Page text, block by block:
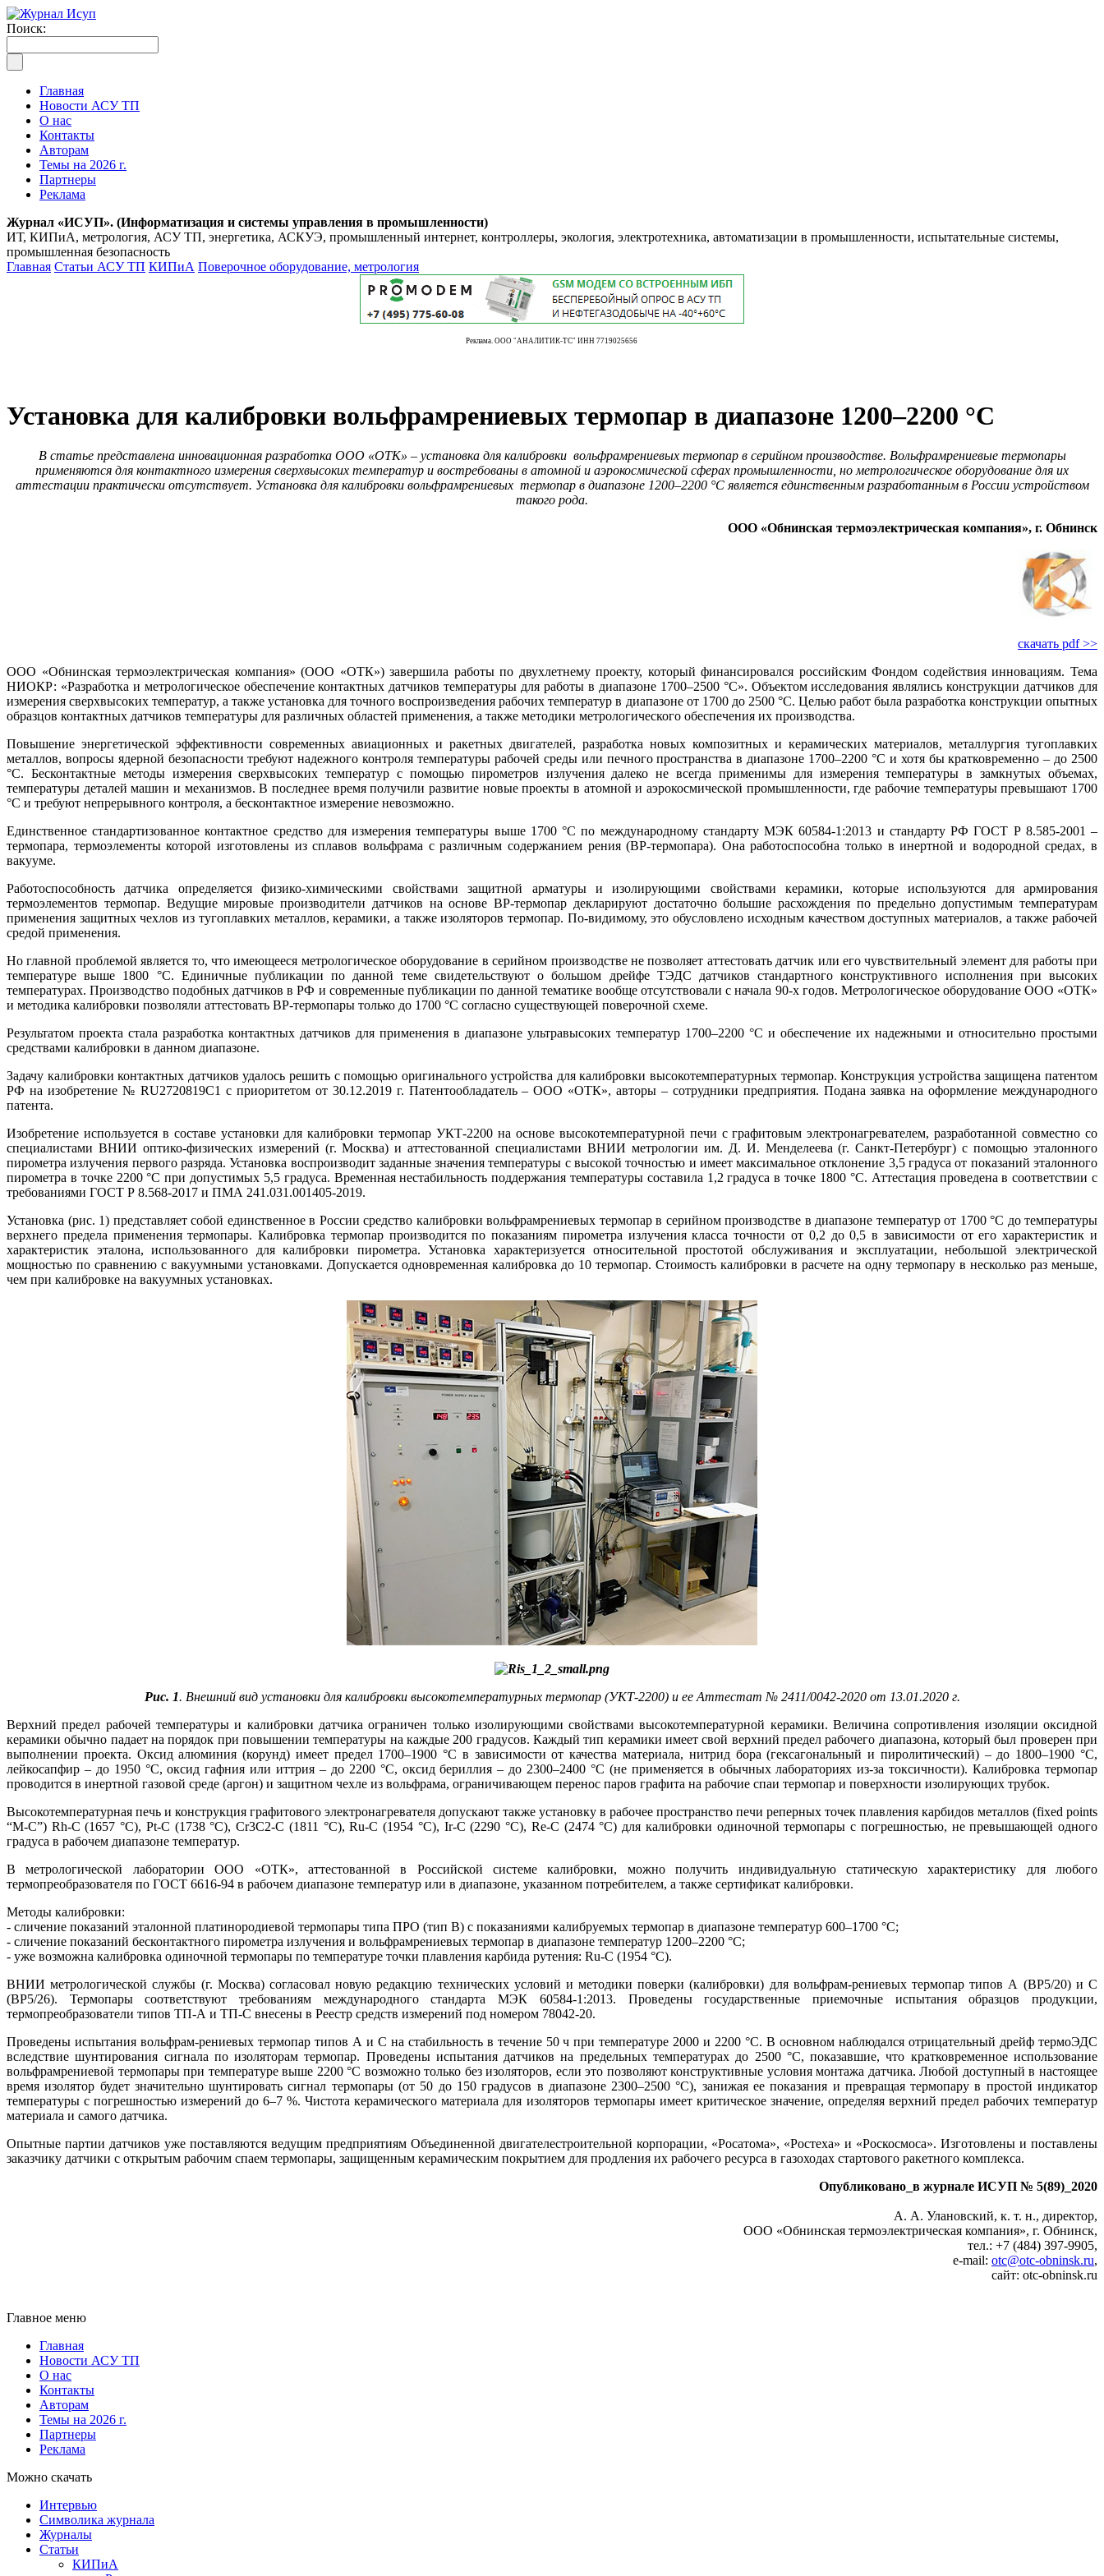
Поиск:
Главная
Новости АСУ ТП
О нас
Контакты
Авторам
Темы на 2026 г.
Партнеры
Реклама
Журнал «ИСУП». (Информатизация и системы управления в промышленности)
ИТ, КИПиА, метрология, АСУ ТП, энергетика, АСКУЭ, промышленный интернет, контроллеры, экология, электротехника, автоматизации в промышленности, испытательные системы,
промышленная безопасность
Главная Статьи АСУ ТП КИПиА Поверочное оборудование, метрология
Реклама. ООО "АНАЛИТИК-ТС" ИНН 7719025656
Установка для калибровки вольфрамрениевых термопар в диапазоне 1200–2200 °C
В статье представлена инновационная разработка ООО «ОТК» – установка для калибровки вольфрамрениевых термопар в серийном производстве. Вольфрамрениевые термопары
применяются для контактного измерения сверхвысоких температур и востребованы в атомной и аэрокосмической сферах промышленности, но метрологическое оборудование для их
аттестации практически отсутствует. Установка для калибровки вольфрамрениевых термопар в диапазоне 1200–2200 °C является единственным разработанным в России устройством
такого рода.
ООО «Обнинская термоэлектрическая компания», г. Обнинск
скачать pdf >>
ООО «Обнинская термоэлектрическая компания» (ООО «ОТК») завершила работы по двухлетнему проекту, который финансировался российским Фондом содействия инновациям. Тема
НИОКР: «Разработка и метрологическое обеспечение контактных датчиков температуры для работы в диапазоне 1700–2500 °C». Объектом исследования являлись конструкции датчиков для
измерения сверхвысоких температур, а также установка для точного воспроизведения рабочих температур в диапазоне от 1700 до 2500 °C. Целью работ была разработка конструкции опытных
образцов контактных датчиков температуры для различных областей применения, а также методики метрологического обеспечения их производства.
Повышение энергетической эффективности современных авиационных и ракетных двигателей, разработка новых композитных и керамических материалов, металлургия тугоплавких
металлов, вопросы ядерной безопасности требуют надежного контроля температуры рабочей среды или печного пространства в диапазоне 1700–2200 °C и хо­тя бы кратковременно – до 2500
°C. Бесконтактные методы измерения сверхвысоких температур с помощью пирометров излучения далеко не всегда применимы для измерения температуры в замкнутых объемах,
температуры деталей машин и механизмов. В последнее время получили развитие новые проекты в атомной и аэрокосмической промышленности, где рабочие температуры превышают 1700
°C и требуют непрерывного контроля, а бесконтактное измерение невозможно.
Единственное стандартизованное контактное средство для измерения температуры выше 1700 °C по международному стандарту МЭК 60584-1:2013 и стандарту РФ ГОСТ Р 8.585-2001 –
термопара, термоэлементы которой изготовлены из сплавов вольфрама с различным содержанием рения (ВР-термопара). Она работоспособна только в инертной и водородной средах, в
вакууме.
Работоспособность датчика определяется физико-химическими свойствами защитной арматуры и изолирующими свойствами керамики, которые используются для армирования
термоэлементов термопар. Ведущие мировые производители датчиков на основе ВР-термопар декларируют достаточно большие расхождения по предельно допустимым температурам
применения защитных чехлов из тугоплавких металлов, керамики, а также изоляторов термопар. По-видимому, это обусловлено исходным качеством доступных материалов, а также рабочей
средой применения.
Но главной проблемой является то, что имеющееся метрологическое оборудование в серийном производстве не позволяет аттестовать датчик или его чувствительный элемент для работы при
температуре выше 1800 °C. Единичные публикации по данной теме свидетельствуют о большом дрейфе ТЭДС датчиков стандартного конструктивного исполнения при высоких
температурах. Производство подобных датчиков в РФ и современные публикации по данной тематике вообще отсутствовали с начала 90‑х годов. Метрологическое оборудование ООО «ОТК»
и методика калибровки позволяли аттестовать ВР-термопары только до 1700 °C согласно существующей поверочной схеме.
Результатом проекта стала разработка контактных датчиков для применения в диапазоне ультравысоких температур 1700–2200 °C и обеспечение их надежными и относительно простыми
средствами калибровки в данном диапазоне.
Задачу калибровки контактных датчиков удалось решить с помощью оригинального устройства для калибровки высокотемпературных термопар. Конструкция устройства защищена патентом
РФ на изобретение № RU2720819С1 с приоритетом от 30.12.2019 г. Патентообладатель – ООО «ОТК», авторы – сотрудники предприятия. Подана заявка на оформление международного
патента.
Изобретение используется в составе установки для калибровки термопар УКТ-2200 на основе высокотемпературной печи с графитовым электронагревателем, разработанной совместно со
специалистами ВНИИ оптико-физических измерений (г. Москва) и аттестованной специалистами ВНИИ метрологии им. Д. И. Менделеева (г. Санкт-Петербург) с помощью эталонного
пирометра излучения первого разряда. Установка воспроизводит заданные значения температуры с высокой точностью и имеет максимальное отклонение 3,5 градуса от показаний эталонного
пирометра в точке 2200 °C при допустимых 5,5 градуса. Временная нестабильность поддержания температуры составила 1,2 градуса в точке 1800 °C. Аттестация проведена в соответствии с
требованиями ГОСТ Р 8.568-2017 и ПМА 241.031.001405-2019.
Установка (рис. 1) представляет собой единственное в России средство калибровки вольфрамрениевых термопар в серийном производстве в диапазоне температур от 1700 °C до температуры
верхнего предела применения термопары. Калибровка термопар производится по показаниям пирометра излучения класса точности от 0,2 до 0,5 в зависимости от его характеристик и
характеристик эталона, использованного для калибровки пирометра. Установка характеризуется относительной простотой обслуживания и эксплуатации, небольшой электрической
мощностью по сравнению с вакуумными установками. Допускается одновременная калибровка до 10 термопар. Стоимость калибровки в расчете на одну термопару в несколько раз меньше,
чем при калибровке на вакуумных установках.
Рис. 1. Внешний вид установки для калибровки высокотемпературных термопар (УКТ‑2200) и ее Аттестат № 2411/0042-2020 от 13.01.2020 г.
Верхний предел рабочей температуры и калибровки датчика ограничен только изолирующими свойствами высокотемпературной керамики. Величина сопротивления изоляции оксидной
керамики обычно падает на порядок при повышении температуры на каждые 200 градусов. Каждый тип керамики имеет свой верхний предел рабочего диапазона, который был проверен при
выполнении проекта. Оксид алюминия (корунд) имеет предел 1700–1900 °C в зависимости от качества материала, нитрид бора (гексагональный и пиролитический) – до 1800–1900 °C,
лейкосапфир – до 1950 °C, оксид гафния или иттрия – до 2200 °C, оксид бериллия – до 2300–2400 °C (не применяется в обычных лабораториях из-за токсичности). Калибровка термопар
проводится в инертной газовой среде (аргон) и защитном чехле из вольфрама, ограничивающем перенос паров графита на рабочие спаи термопар и поверхности изолирующих трубок.
Высокотемпературная печь и конструкция графитового электронагревателя допускают также установку в рабочее пространство печи реперных точек плавления карбидов металлов (fixed points
“M-C”) Rh-C (1657 °C), Pt-C (1738 °C), Cr3C2‑C (1811 °C), Ru-C (1954 °C), Ir-C (2290 °C), Re-C (2474 °C) для калибровки одиночной термопары с погрешностью, не превышающей одного
градуса в рабочем диапазоне температур.
В метрологической лаборатории ООО «ОТК», аттестованной в Российской системе калибровки, можно получить индивидуальную статическую характеристику для любого
термопреобразователя по ГОСТ 6616-94 в рабочем диапазоне температур или в диапазоне, указанном потребителем, а также сертификат калибровки.
Методы калибровки:
- сличение показаний эталонной платинородиевой термопары типа ПРО (тип В) с показаниями калибруемых термопар в диапазоне температур 600–1700 °C;
- сличение показаний бесконтактного пирометра излучения и вольф­рамрениевых термопар в диапазоне температур 1200–2200 °C;
- уже возможна калибровка одиночной термопары по температуре точки плавления карбида рутения: Ru-C (1954 °C).
ВНИИ метрологической службы (г. Москва) согласовал новую редакцию технических условий и методики поверки (калибровки) для вольфрам-рениевых термопар типов А (ВР5/20) и С
(ВР5/26). Термопары соответствуют требованиям международного стандарта МЭК 60584-1:2013. Проведены государственные приемочные испытания образцов продукции,
термопреобразователи типов ТП-А и ТП-С внесены в Реестр средств измерений под номером 78042-20.
Проведены испытания вольфрам-рениевых термопар типов А и С на стабильность в течение 50 ч при температуре 2000 и 2200 °C. В основном наблюдался отрицательный дрейф термоЭДС
вследствие шунтирования сигнала по изоляторам термопар. Проведены испытания датчиков на предельных температурах до 2500 °C, показавшие, что кратковременное использование
вольфрамрениевой термопары при температуре выше 2200 °C возможно только без изоляторов, если это позволяют конструктивные условия монтажа датчика. Любой доступный в настоящее
время изолятор будет значительно шунтировать сигнал термопары (от 50 до 150 градусов в диапазоне 2300–2500 °C), занижая ее показания и превращая термопару в простой индикатор
температуры с погрешностью измерений до 6–7 %. Чистота керамического материала для изоляторов термопары имеет критическое значение, определяя верхний предел рабочих температур
материала и самого датчика.
Опытные партии датчиков уже поставляются ведущим предприятиям Объединенной двигателестроительной корпорации, «Росатома», «Ростеха» и «Роскосмоса». Изготовлены и поставлены
заказчику датчики с открытым рабочим спаем термопары, защищенным керамическим покрытием для продления их рабочего ресурса в газоходах стартового ракетного комплекса.
Опубликовано_в журнале ИСУП № 5(89)_2020
А. А. Улановский, к. т. н., директор,
ООО «Обнинская термоэлектрическая компания», г. Обнинск,
тел.: +7 (484) 397‑9905,
e‑mail: otc@otc-obninsk.ru,
сайт: otc-obninsk.ru
Главное меню
Главная
Новости АСУ ТП
О нас
Контакты
Авторам
Темы на 2026 г.
Партнеры
Реклама
Можно скачать
Интервью
Символика журнала
Журналы
Статьи
КИПиА